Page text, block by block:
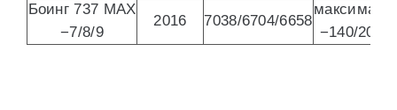
Боинг 737 MAX
−7/8/9
2016 7038/6704/6658
−140/200/